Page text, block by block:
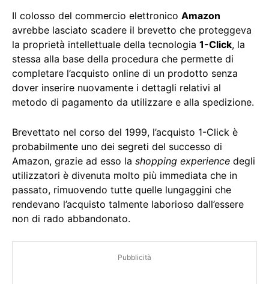
Il colosso del commercio elettronico Amazon
avrebbe lasciato scadere il brevetto che proteggeva
la proprietà intellettuale della tecnologia 1-Click, la
stessa alla base della procedura che permette di
completare l’acquisto online di un prodotto senza
dover inserire nuovamente i dettagli relativi al
metodo di pagamento da utilizzare e alla spedizione.
Brevettato nel corso del 1999, l’acquisto 1-Click è
probabilmente uno dei segreti del successo di
Amazon, grazie ad esso la shopping experience degli
utilizzatori è divenuta molto più immediata che in
passato, rimuovendo tutte quelle lungaggini che
rendevano l’acquisto talmente laborioso dall’essere
non di rado abbandonato.
Pubblicità